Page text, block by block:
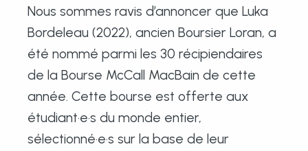
Nous sommes ravis d’annoncer que Luka
Bordeleau (2022), ancien Boursier Loran, a
été nommé parmi les 30 récipiendaires
de la Bourse McCall MacBain de cette
année. Cette bourse est offerte aux
étudiant·e·s du monde entier,
sélectionné·e·s sur la base de leur